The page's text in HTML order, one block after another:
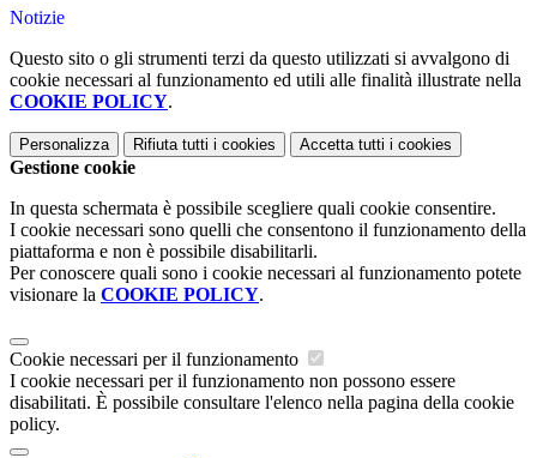
Notizie
Questo sito o gli strumenti terzi da questo utilizzati si avvalgono di
cookie necessari al funzionamento ed utili alle finalità illustrate nella
COOKIE POLICY.
Personalizza Rifiuta tutti i cookies Accetta tutti i cookies
Gestione cookie
In questa schermata è possibile scegliere quali cookie consentire.
I cookie necessari sono quelli che consentono il funzionamento della
piattaforma e non è possibile disabilitarli.
Per conoscere quali sono i cookie necessari al funzionamento potete
visionare la COOKIE POLICY.
Cookie necessari per il funzionamento
I cookie necessari per il funzionamento non possono essere
disabilitati. È possibile consultare l'elenco nella pagina della cookie
policy.